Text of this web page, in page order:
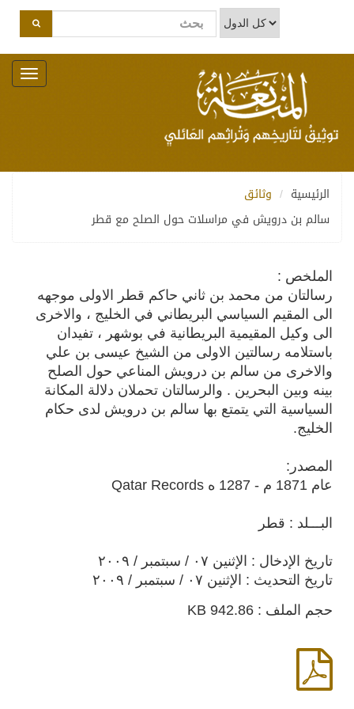
Toggle
navigation
الرئيسية
وثائق
سالم بن درويش في مراسلات حول الصلح مع قطر
الملخص :
رسالتان من محمد بن ثاني حاكم قطر الاولى موجهه
الى المقيم السياسي البريطاني في الخليج ، والاخرى
الى وكيل المقيمية البريطانية في بوشهر ، تفيدان
باستلامه رسالتين الاولى من الشيخ عيسى بن علي
والاخرى من سالم بن درويش المناعي حول الصلح
بينه وبين البحرين . والرسالتان تحملان دلالة المكانة
السياسية التي يتمتع بها سالم بن درويش لدى حكام
الخليج.
المصدر:
عام 1871 م - 1287 ه Qatar Records
البـــلد : قطر
تاريخ الإدخال : الإثنين ٠٧ / سبتمبر / ٢٠٠٩
تاريخ التحديث : الإثنين ٠٧ / سبتمبر / ٢٠٠٩
حجم الملف : 942.86 KB